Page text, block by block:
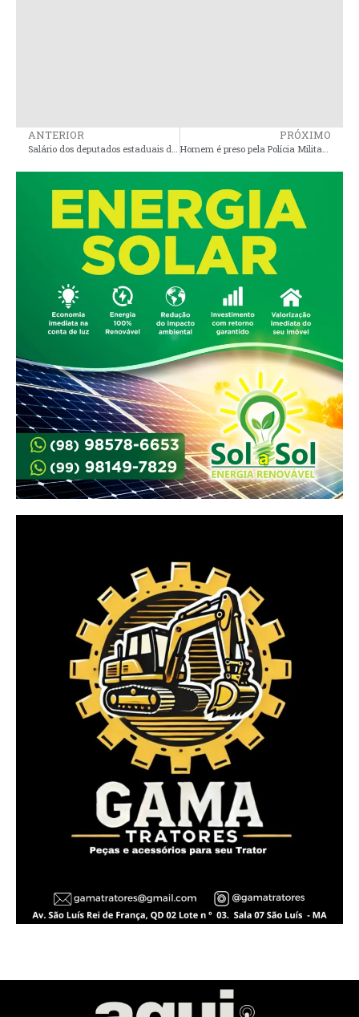
ANTERIOR
Salário dos deputados estaduais do Maranhão sobe para R$ 34,7 mil
PRÓXIMO
Homem é preso pela Polícia Militar por porte ilegal de arma de fogo em Santa Helena